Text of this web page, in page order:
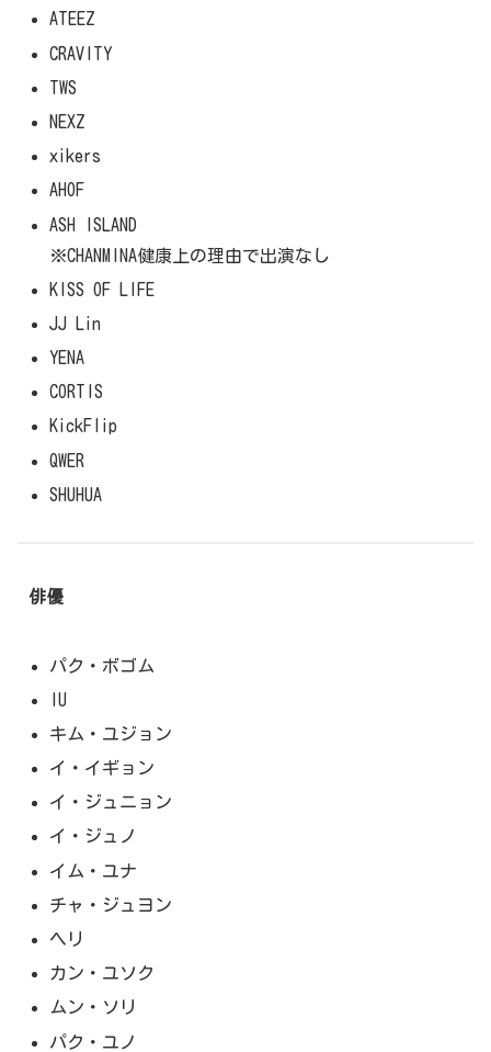
ATEEZ
CRAVITY
TWS
NEXZ
xikers
AHOF
ASH ISLAND
※CHANMINA健康上の理由で出演なし
KISS OF LIFE
JJ Lin
YENA
CORTIS
KickFlip
QWER
SHUHUA
俳優
パク・ボゴム
IU
キム・ユジョン
イ・イギョン
イ・ジュニョン
イ・ジュノ
イム・ユナ
チャ・ジュヨン
ヘリ
カン・ユソク
ムン・ソリ
パク・ユノ